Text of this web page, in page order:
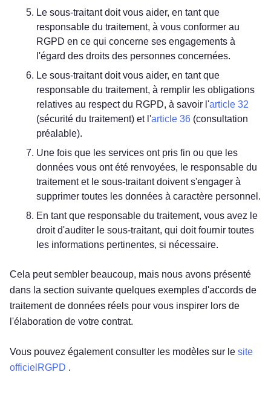
Essayez gratuitement !
Le sous-traitant doit vous aider, en tant que
responsable du traitement, à vous conformer au
RGPD en ce qui concerne ses engagements à
l'égard des droits des personnes concernées.
Le sous-traitant doit vous aider, en tant que
responsable du traitement, à remplir les obligations
relatives au respect du RGPD, à savoir l'article 32
(sécurité du traitement) et l'article 36 (consultation
préalable).
Une fois que les services ont pris fin ou que les
données vous ont été renvoyées, le responsable du
traitement et le sous-traitant doivent s'engager à
supprimer toutes les données à caractère personnel.
En tant que responsable du traitement, vous avez le
droit d'auditer le sous-traitant, qui doit fournir toutes
les informations pertinentes, si nécessaire.
Cela peut sembler beaucoup, mais nous avons présenté
dans la section suivante quelques exemples d'accords de
traitement de données réels pour vous inspirer lors de
l'élaboration de votre contrat.
Vous pouvez également consulter les modèles sur le site
officielRGPD .